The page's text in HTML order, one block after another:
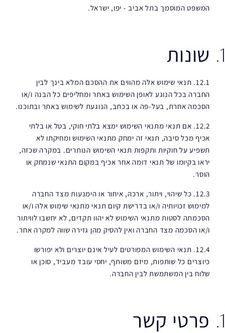
המשפט המוסמך בתל אביב - יפו, ישראל.
שונות
12.1. תנאי שימוש אלה מהווים את ההסכם המלא בינך לבין
החברה בכל הנוגע לאופן השימוש באתר ומחליפים כל הבנה ו/או
הסכמה אחרת, בעל-פה או בכתב, הנוגעת לשימוש באתר ובתוכנו.
12.2. אם תנאי מתנאי השימוש ימצא בלתי חוקי, בטל או בלתי
אכיף מכל סיבה, תנאי זה ימחק מתנאי השימוש ומחיקתו לא
תשפיע על חוקיות ותקפות תנאי השימוש הנותרים. במקרה שכזה,
יראו בקיומו של תנאי דומה אחר אכיף במקום התנאי שנמחק או
הוסר.
12.3. כל שיהוי, ויתור, ארכה, איחור או הימנעות מצד החברה
למימוש זכויותיה ו/או בדרישת קיום תנאי מתנאי שימוש אלה ו/או
הסכמתה לסטות מתנאי השימוש לא יהוו תקדים, לא יחשבו לוויתור
ו/או הסכמה מצד החברה ואין להסיק מהן גזירה שווה למקרה אחר.
12.4. תנאי השימוש המפורטים לעיל אינם יוצרים ולא יפורשו
כיוצרים כל שותפות, מיזם משותף, יחסי עובד מעביד, סוכן או
שלוח בין המשתמשת לבין החברה.
פרטי קשר